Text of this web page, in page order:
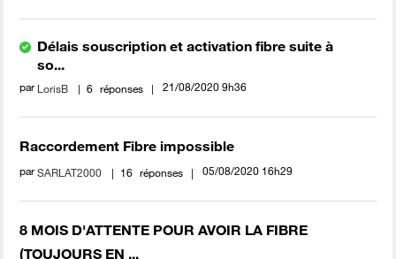
Délais souscription et activation fibre suite à
so...
par LorisB 6 réponses ‎21/08/2020 9h36
Raccordement Fibre impossible
parSARLAT2000 16 réponses ‎05/08/2020 16h29
8 MOIS D'ATTENTE POUR AVOIR LA FIBRE
(TOUJOURS EN ...